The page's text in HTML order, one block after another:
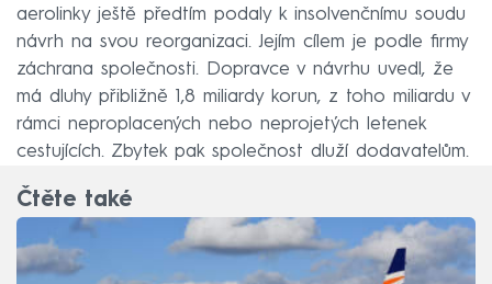
aerolinky ještě předtím podaly k insolvenčnímu soudu
návrh na svou reorganizaci. Jejím cílem je podle firmy
záchrana společnosti. Dopravce v návrhu uvedl, že
má dluhy přibližně 1,8 miliardy korun, z toho miliardu v
rámci neproplacených nebo neprojetých letenek
cestujících. Zbytek pak společnost dluží dodavatelům.
Čtěte také